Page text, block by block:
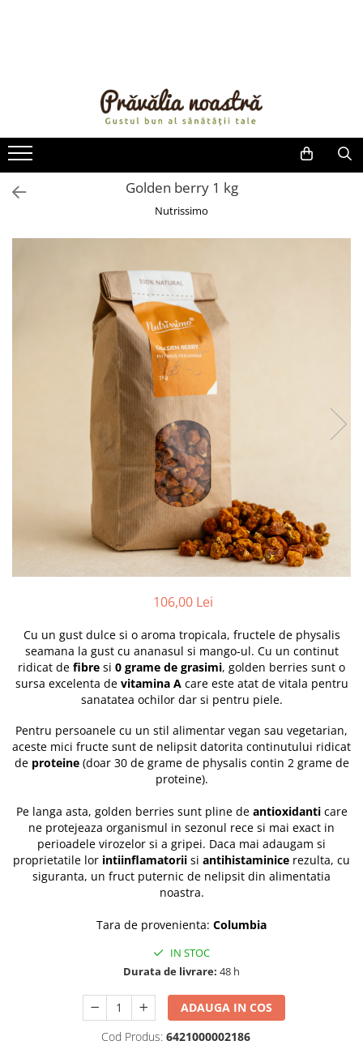
ULEIURI ȘI UNTURI
MĂSLINE
FRUCTE DESHIDRATATE
FRUCTE LA CONSERVĂ
FĂINĂ FĂRĂ GLUTEN
BĂUTURI / LAPTE VEGETAL
OREZ ȘI CEREALE
CREME ȘI PASTE TARTINABILE
CIOCOLATĂ ȘI CACAO
HEALTHY SNACKS
PRODUSE ECO / ORGANICE
REMEDII NATURISTE
TOATE PRODUSELE
Golden berry 1 kg
Nutrissimo
106,00 Lei
Cu un gust dulce si o aroma tropicala, fructele de physalis
seamana la gust cu ananasul si mango-ul. Cu un continut
ridicat de fibre si 0 grame de grasimi, golden berries sunt o
sursa excelenta de vitamina Acare este atat de vitala pentru
sanatatea ochilor dar si pentru piele.
Pentru persoanele cu un stil alimentar vegan sau vegetarian,
aceste mici fructe sunt de nelipsit datorita continutului ridicat
de proteine(doar 30 de grame de physalis contin 2 grame de
proteine).
Pe langa asta, golden berries sunt pline de antioxidanticare
ne protejeaza organismul in sezonul rece si mai exact in
perioadele virozelor si a gripei. Daca mai adaugam si
proprietatile lor intiinflamatorii si antihistaminice rezulta, cu
siguranta, un fruct puternic de nelipsit din alimentatia
noastra.
Tara de provenienta: Columbia
IN STOC
Durata de livrare: 48 h
ADAUGA IN COS
Cod Produs: 6421000002186